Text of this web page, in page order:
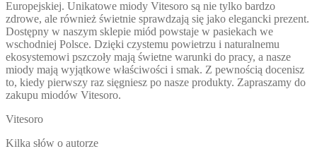
Europejskiej. Unikatowe miody Vitesoro są nie tylko bardzo
zdrowe, ale również świetnie sprawdzają się jako elegancki prezent.
Dostępny w naszym sklepie miód powstaje w pasiekach we
wschodniej Polsce. Dzięki czystemu powietrzu i naturalnemu
ekosystemowi pszczoły mają świetne warunki do pracy, a nasze
miody mają wyjątkowe właściwości i smak. Z pewnością docenisz
to, kiedy pierwszy raz sięgniesz po nasze produkty. Zapraszamy do
zakupu miodów Vitesoro.
Vitesoro
Kilka słów o autorze